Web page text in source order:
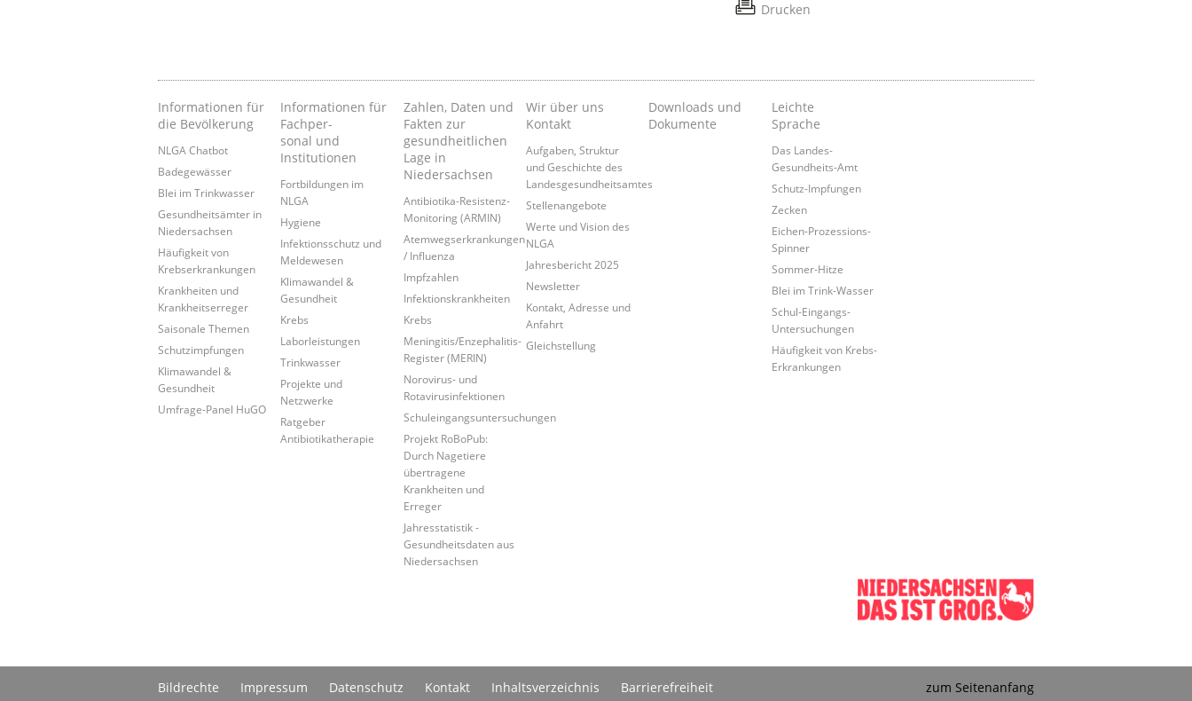
Drucken
Informationen für
die Bevölkerung
NLGA Chatbot
Badegewässer
Blei im Trinkwasser
Gesundheitsämter in
Niedersachsen
Häufigkeit von
Krebserkrankungen
Krankheiten und
Krankheitserreger
Saisonale Themen
Schutzimpfungen
Klimawandel &
Gesundheit
Umfrage-Panel HuGO
Informationen für
Fachper-
sonal und
Institutionen
Fortbildungen im
NLGA
Hygiene
Infektionsschutz und
Meldewesen
Klimawandel &
Gesundheit
Krebs
Laborleistungen
Trinkwasser
Projekte und
Netzwerke
Ratgeber
Antibiotikatherapie
Zahlen, Daten und
Fakten zur
gesundheitlichen
Lage in
Niedersachsen
Antibiotika-Resistenz-
Monitoring (ARMIN)
Atemwegserkrankungen
/ Influenza
Impfzahlen
Infektionskrankheiten
Krebs
Meningitis/Enzephalitis-
Register (MERIN)
Norovirus- und
Rotavirusinfektionen
Schuleingangsuntersuchungen
Projekt RoBoPub:
Durch Nagetiere
übertragene
Krankheiten und
Erreger
Jahresstatistik -
Gesundheitsdaten aus
Niedersachsen
Wir über uns
Kontakt
Aufgaben, Struktur
und Geschichte des
Landesgesundheitsamtes
Stellenangebote
Werte und Vision des
NLGA
Jahresbericht 2025
Newsletter
Kontakt, Adresse und
Anfahrt
Gleichstellung
Downloads und
Dokumente
Leichte
Sprache
Das Landes-
Gesundheits-Amt
Schutz-Impfungen
Zecken
Eichen-Prozessions-
Spinner
Sommer-Hitze
Blei im Trink-Wasser
Schul-Eingangs-
Untersuchungen
Häufigkeit von Krebs-
Erkrankungen
Bildrechte Impressum Datenschutz Kontakt Inhaltsverzeichnis Barrierefreiheit zum Seitenanfang